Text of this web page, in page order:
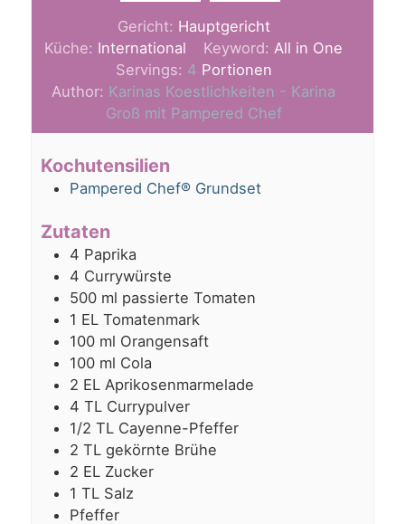
Gericht: Hauptgericht
Küche: International Keyword:All in One
Servings: 4 Portionen
Author: Karinas Koestlichkeiten - Karina
Groß mit Pampered Chef
Kochutensilien
Pampered Chef® Grundset
Zutaten
4 Paprika
4 Currywürste
500 ml passierte Tomaten
1 EL Tomatenmark
100 ml Orangensaft
100 ml Cola
2 EL Aprikosenmarmelade
4 TL Currypulver
1/2 TL Cayenne-Pfeffer
2 TL gekörnte Brühe
2 EL Zucker
1 TL Salz
Pfeffer